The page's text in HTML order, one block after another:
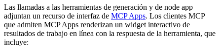
Las llamadas a las herramientas de generación y de node app
adjuntan un recurso de interfaz de MCP Apps. Los clientes MCP
que admiten MCP Apps renderizan un widget interactivo de
resultados de trabajo en línea con la respuesta de la herramienta, que
incluye: